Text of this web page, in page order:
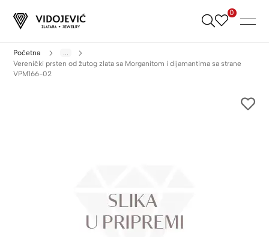
Skip
0
Početna
...
Verenički prsten od žutog zlata sa Morganitom i dijamantima sa strane
VPM166-02